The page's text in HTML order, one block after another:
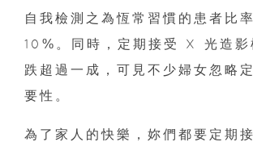
自我檢測之為恆常習慣的患者比
10%。同時，定期接受 X 光造影
跌超過一成，可見不少婦女忽略
要性。
為了家人的快樂，妳們都要定期